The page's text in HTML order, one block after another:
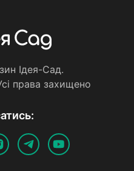
Iдея-Сад.
права захищено